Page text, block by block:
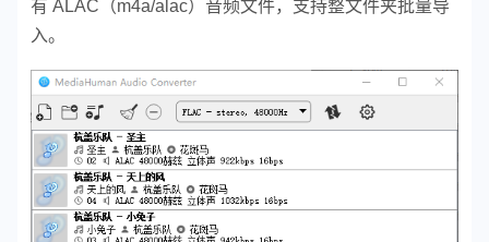
有 ALAC（m4a/alac）音频文件，支持整文件夹批量导
入。